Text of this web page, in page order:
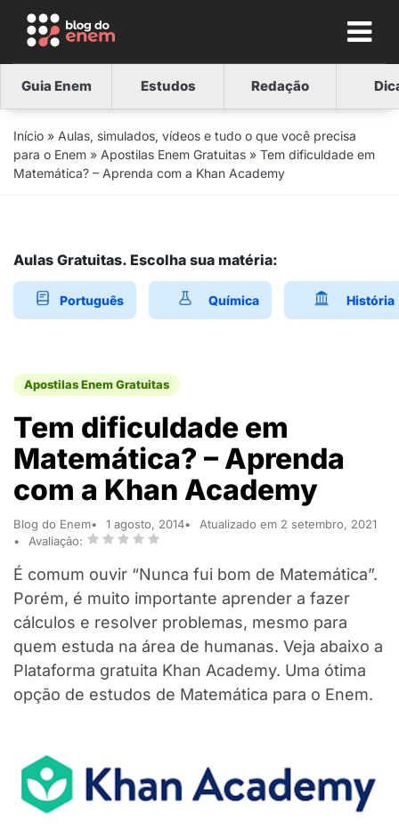
Guia Enem Estudos Redação
Início » Aulas, simulados, vídeos e tudo o que você precisa
para o Enem » Apostilas Enem Gratuitas » Tem dificuldade em
Matemática? – Aprenda com a Khan Academy
Aulas Gratuitas. Escolha sua matéria:
Português Química História
Apostilas Enem Gratuitas
Tem dificuldade em
Matemática? – Aprenda
com a Khan Academy
Blog do Enem 1 agosto, 2014
Atualizado em 2 setembro, 2021
Avaliação:
É comum ouvir “Nunca fui bom de Matemática”.
Porém, é muito importante aprender a fazer
cálculos e resolver problemas, mesmo para
quem estuda na área de humanas. Veja abaixo a
Plataforma gratuita Khan Academy. Uma ótima
opção de estudos de Matemática para o Enem.